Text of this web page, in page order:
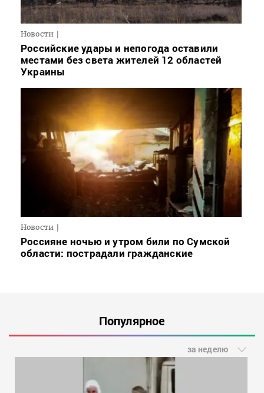
Новости
Российские удары и непогода оставили
местами без света жителей 12 областей
Украины
Новости
Россияне ночью и утром били по Сумской
области: пострадали гражданские
Популярное
за неделю